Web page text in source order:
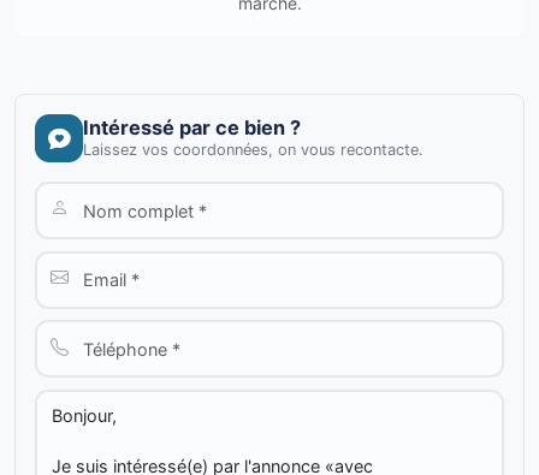
Intéressé par ce bien ?
Laissez vos coordonnées, on vous recontacte.